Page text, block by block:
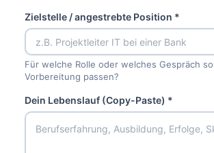
Zielstelle / angestrebte Position *
Für welche Rolle oder welches Gespräch
Vorbereitung passen?
Dein Lebenslauf (Copy-Paste) *